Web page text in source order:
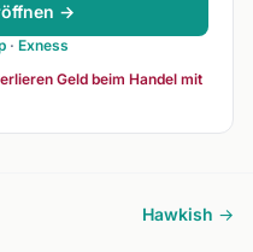
→
· Exness
Geld beim Handel mit
Hawkish →